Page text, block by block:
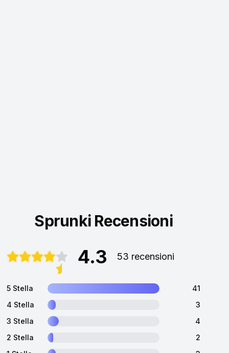
Sprunki Recensioni
4.3 53 recensioni
5 Stella
41
4 Stella
3
3 Stella
4
2 Stella
2